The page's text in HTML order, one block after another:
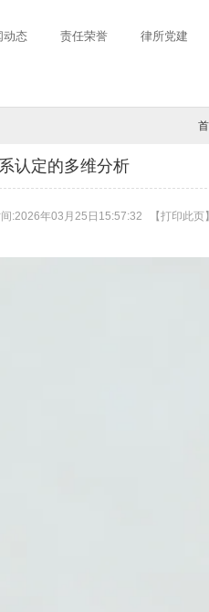
动态 责任荣誉 律所党建
认定的多维分析
:2026年03月25日15:57:32 【打印此页】